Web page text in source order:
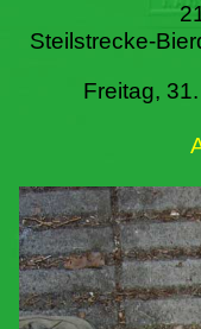
Literatur
Termine
Steilstrecke-
Freitag,